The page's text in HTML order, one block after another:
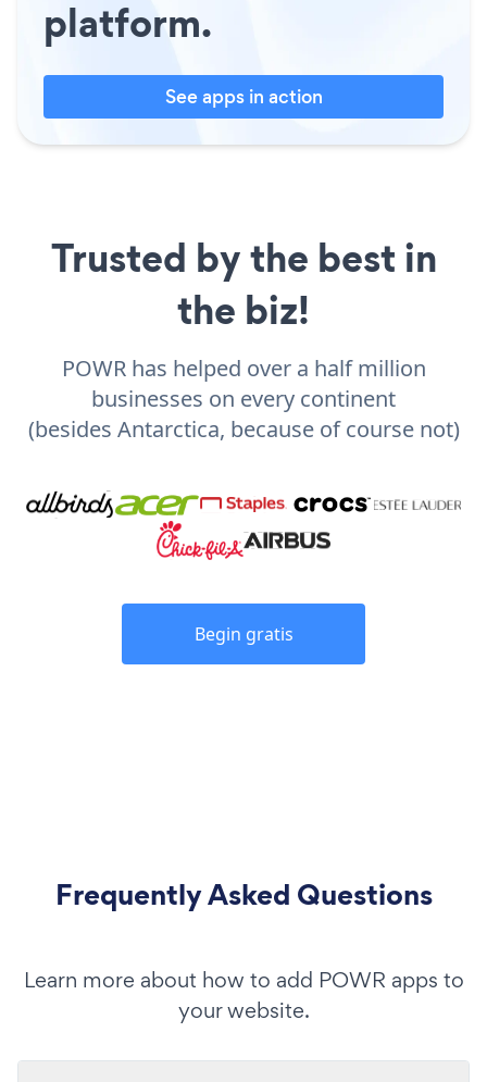
platform.
See apps in action
Trusted by the best in
the biz!
POWR has helped over a half million
businesses on every continent
(besides Antarctica, because of course not)
Begin gratis
Frequently Asked Questions
Learn more about how to add POWR apps to
your website.